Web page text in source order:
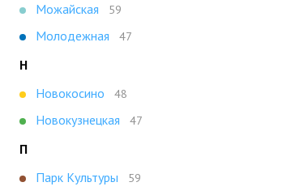
Можайская
59
Молодежная 47
Н
Новокосино
48
Новокузнецкая 47
П
Парк Культуры
59